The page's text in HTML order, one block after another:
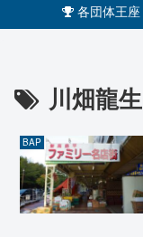
各団体王座
川畑龍生
BAP